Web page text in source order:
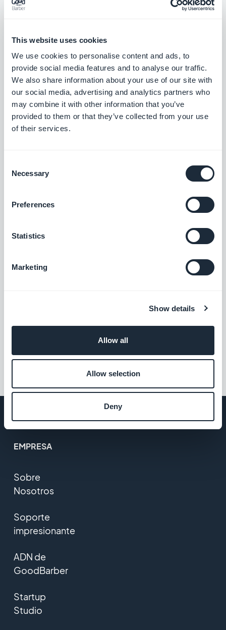
This website uses cookies
We use cookies to personalise content and ads, to
provide social media features and to analyse our traffic.
We also share information about your use of our site with
our social media, advertising and analytics partners who
may combine it with other information that you’ve
provided to them or that they’ve collected from your use
of their services.
Selection
Necessary
Preferences
Statistics
Marketing
Show details
Allow all
Allow selection
Deny
Feed de video personalizado
Comparte contenido externo creando tu
propio feed personalizado con la
integración personalizada de GoodBarber.
Gratis
creando tu propio feed personalizado con
la integración de sonido personalizado de
la integración de eventos personalizados
Feed de fotos personalizado
integración personalizada de GoodBarber.
EMPRESA
Sobre
Nosotros
Soporte
impresionante
ADN de
GoodBarber
Startup
Studio